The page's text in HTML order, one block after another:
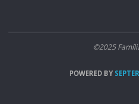
C"
©2025
POWERED BY